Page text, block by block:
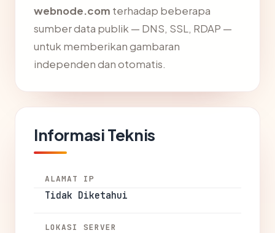
webnode.com terhadap beberapa
sumber data publik — DNS, SSL, RDAP —
untuk memberikan gambaran
independen dan otomatis.
Informasi Teknis
ALAMAT IP
Tidak Diketahui
LOKASI SERVER